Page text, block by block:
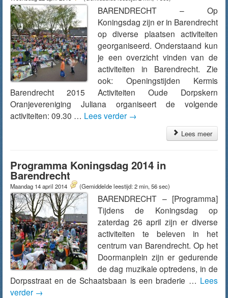
BARENDRECHT – Op
Koningsdag zijn er in Barendrecht
op diverse plaatsen activiteiten
georganiseerd. Onderstaand kun
je een overzicht vinden van de
activiteiten in Barendrecht. Zie
ook: Openingstijden Kermis
Barendrecht 2015 Activiteiten Oude Dorpskern
Oranjevereniging Juliana organiseert de volgende
activiteiten: 09.30 … Lees verder →
Lees meer
Programma Koningsdag 2014 in
Barendrecht
Maandag 14 april 2014 (Gemiddelde leestijd: 2 min, 56 sec)
BARENDRECHT – [Programma]
Tijdens de Koningsdag op
zaterdag 26 april zijn er diverse
activiteiten te beleven in het
centrum van Barendrecht. Op het
Doormanplein zijn er gedurende
de dag muzikale optredens, in de
Dorpsstraat en de Schaatsbaan is een braderie … Lees
verder →